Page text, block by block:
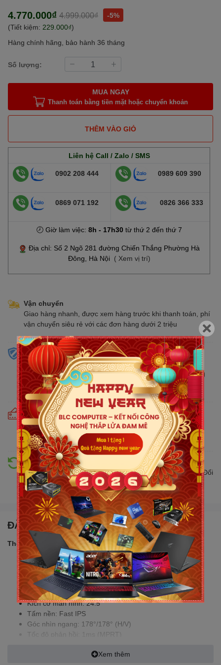
4.770.000₫ 4.999.000₫
-5%
(Tiết kiệm: 229.000₫)
Hàng chính hãng, bảo hành 36 tháng
Số lượng:
MUA NGAY
Thanh toán bằng tiền mặt hoặc chuyển khoản
THÊM VÀO GIỎ
Liên hệ Call / Zalo / SMS
0902 208 444 0989 609 390
0869 071 192 0826 366 333
🕗 Giờ làm việc: 8h - 17h30từ thứ 2 đến thứ 7
Địa chỉ: Số 2 Ngõ 281 đường Chiến Thắng Phường Hà
Đông, Hà Nội ( Xem vị trí)
Vận chuyển
Giao hàng nhanh, được xem hàng trước khi thanh toán, phí
vận chuyển siêu rẻ với các đơn hàng dưới 2 triệu
Sản phẩm chính hãng
Cam kết bán hàng chính hãng phân phối tại Việt Nam,
chúng tôi tự hào là đại lý chính thức của tất cả các thương
hiệu kinh doanh sản phẩm CNTT trên thị trường
Cam kết giá tốt
Giá tốt hơn từ 10% - 30% so với thị trường. Liên tục cập
nhật giá mới nhất, cạnh tranh
Hỗ trợ đổi trả
Đổi trả hàng lên đến 30 ngày nếu có lỗi do nhà sản xuất. Đổi
trả hàng không cần lý do với mức phí ưu đãi
ĐẶC ĐIỂM NỔI BẬT
Thông số sản phẩm:
Mã sản phẩm: G2530S4
Màu sắc: Đen
Độ sáng: 380cd/m² (Max)
Độ tương phản: 1000:1
Kích cỡ màn hình: 24.5"
Tấm nền: Fast IPS
Góc nhìn ngang: 178°/178° (H/V)
Tốc độ phản hồi: 1ms (MPRT)
Xem thêm